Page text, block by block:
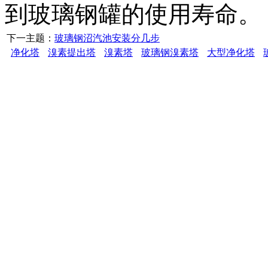
到玻璃钢罐的使用寿命。
下一主题： 玻璃钢沼汽池安装分几步
净化塔
溴素提出塔 溴素塔 玻璃钢溴素塔 大型净化塔